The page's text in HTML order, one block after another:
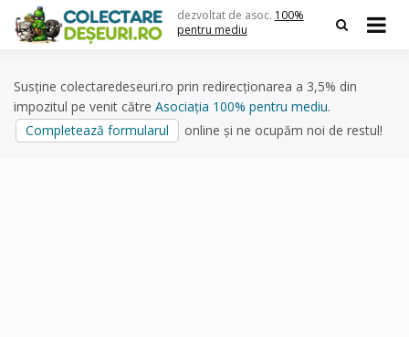
content
dezvoltat de asoc. 100%
pentru mediu
Susține colectaredeseuri.ro prin redirecționarea a 3,5% din
impozitul pe venit către Asociația 100% pentru mediu.
Completează formularul
online și ne ocupăm noi de restul!